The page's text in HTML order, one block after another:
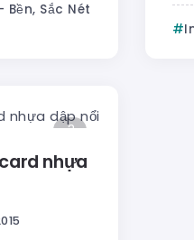
Bền, Sắc Nét
3
nhựa